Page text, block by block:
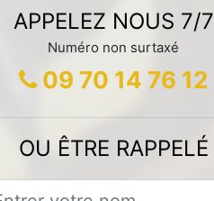
APPELEZ NOUS 7/7
Numéro non surtaxé
09 70 14 76 12
OU ÊTRE RAPPELÉ